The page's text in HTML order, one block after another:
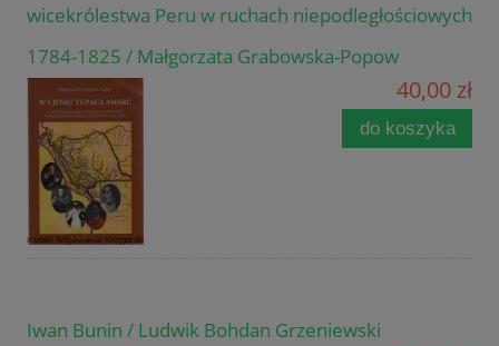
wicekrólestwa Peru w ruchach niepodległościowych
1784-1825 / Małgorzata Grabowska-Popow
40,00 zł
do koszyka
Iwan Bunin / Ludwik Bohdan Grzeniewski